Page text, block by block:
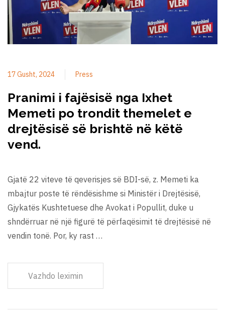
17 Gusht, 2024 Press
Pranimi i fajësisë nga Ixhet
Memeti po trondit themelet e
drejtësisë së brishtë në këtë
vend.
Gjatë 22 viteve të qeverisjes së BDI-së, z. Memeti ka
mbajtur poste të rëndësishme si Ministër i Drejtësisë,
Gjykatës Kushtetuese dhe Avokat i Popullit, duke u
shndërruar në një figurë të përfaqësimit të drejtësisë në
vendin tonë. Por, ky rast …
Vazhdo leximin